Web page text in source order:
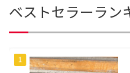
ベストセラーラン